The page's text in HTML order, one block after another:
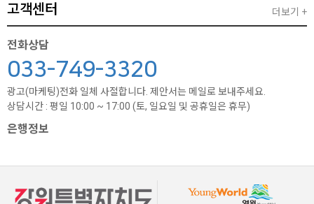
고객센터
전화상담
033-749-3320
광고(마케팅)전화 일체 사절합니다. 제안서는 메일로 보내주세요.
상담시간 : 평일 10:00 ~ 17:00 (토, 일요일 및 공휴일은 휴무)
은행정보
더보기 +